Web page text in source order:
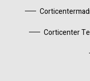
Corticenter